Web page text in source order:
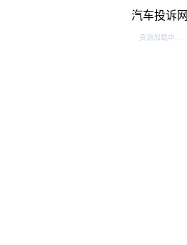
汽车投诉网
资源加载中...